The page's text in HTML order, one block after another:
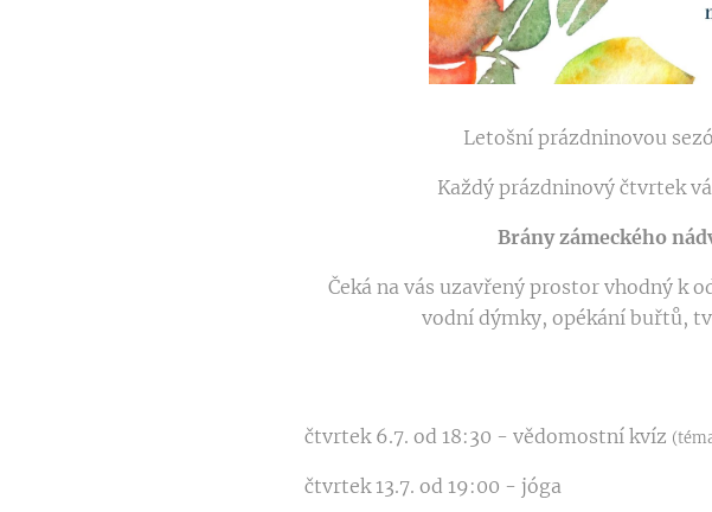
Letošní prázdninovou
Každý prázdninový čtvrtek
Brány zámeckého
Čeká na vás uzavřený prostor vhodný k
vodní dýmky, opékání buřtů,
čtvrtek 6.7. od 18:30 - vědomostní kvíz
čtvrtek 13.7. od 19:00 - jóga